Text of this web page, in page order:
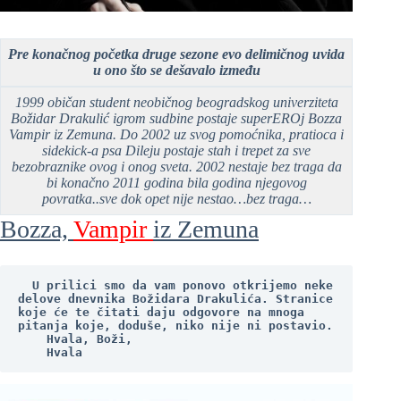
Pre konačnog početka druge sezone evo delimičnog uvida
u ono što se dešavalo između
1999 običan student neobičnog beogradskog univerziteta
Božidar Drakulić igrom sudbine postaje superEROj Bozza
Vampir iz Zemuna. Do 2002 uz svog pomoćnika, pratioca i
sidekick-a psa Dileju postaje stah i trepet za sve
bezobraznike ovog i onog sveta. 2002 nestaje bez traga da
bi konačno 2011 godina bila godina njegovog
povratka..sve dok opet nije nestao…bez traga…
Bozza, Vampir iz Zemuna
delove dnevnika Božidara Drakulića. Stranice
koje će te čitati daju odgovore na mnoga
    Hvala, Boži,
    Hvala